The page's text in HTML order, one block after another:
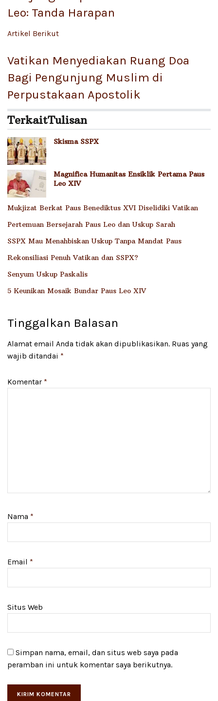
Leo: Tanda Harapan
Artikel Berikut
Vatikan Menyediakan Ruang Doa
Bagi Pengunjung Muslim di
Perpustakaan Apostolik
TerkaitTulisan
Skisma SSPX
Magnifica Humanitas Ensiklik Pertama Paus
Leo XIV
Mukjizat Berkat Paus Benediktus XVI Diselidiki Vatikan
Pertemuan Bersejarah Paus Leo dan Uskup Sarah
SSPX Mau Menahbiskan Uskup Tanpa Mandat Paus
Rekonsiliasi Penuh Vatikan dan SSPX?
Senyum Uskup Paskalis
5 Keunikan Mosaik Bundar Paus Leo XIV
Tinggalkan Balasan
Alamat email Anda tidak akan dipublikasikan. Ruas yang
wajib ditandai *
Komentar *
Nama *
Email *
Situs Web
Simpan nama, email, dan situs web saya pada
peramban ini untuk komentar saya berikutnya.